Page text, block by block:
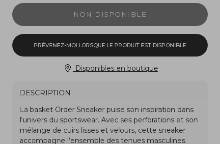
NON DISPONIBLE
PRÉVENEZ-MOI LORSQUE LE PRODUIT EST DISPONIBLE
Disponibles en boutique
DESCRIPTION